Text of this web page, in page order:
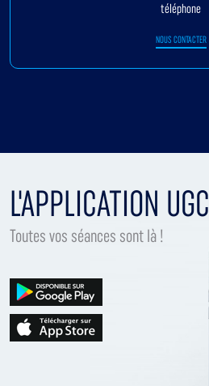
téléphone
NOUS CONTACTER
L'APPLICATION UGC
Toutes vos séances sont là !